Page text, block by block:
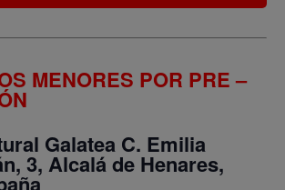
MENORES POR PRE –
Galatea C. Emilia
3, Alcalá de Henares,